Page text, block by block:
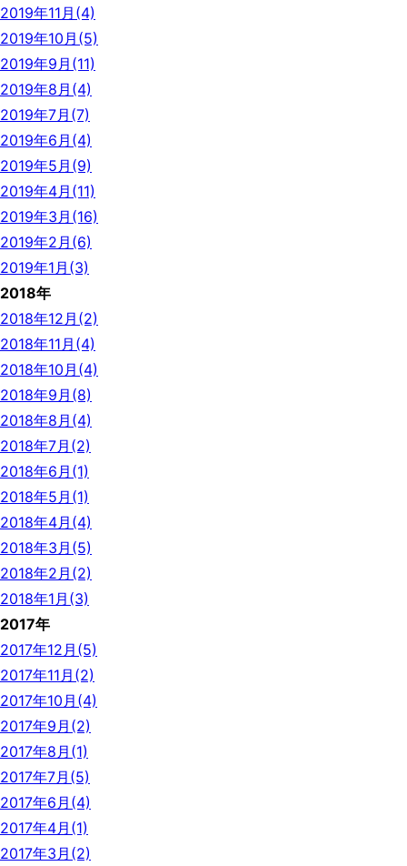
2019年11月(4)
2019年10月(5)
2019年9月(11)
2019年8月(4)
2019年7月(7)
2019年6月(4)
2019年5月(9)
2019年4月(11)
2019年3月(16)
2019年2月(6)
2019年1月(3)
2018年
2018年12月(2)
2018年11月(4)
2018年10月(4)
2018年9月(8)
2018年8月(4)
2018年7月(2)
2018年6月(1)
2018年5月(1)
2018年4月(4)
2018年3月(5)
2018年2月(2)
2018年1月(3)
2017年
2017年12月(5)
2017年11月(2)
2017年10月(4)
2017年9月(2)
2017年8月(1)
2017年7月(5)
2017年6月(4)
2017年4月(1)
2017年3月(2)